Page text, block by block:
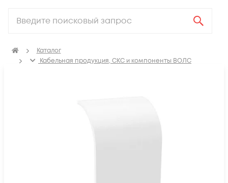
Каталог
Кабельная продукция, СКС и компоненты ВОЛС